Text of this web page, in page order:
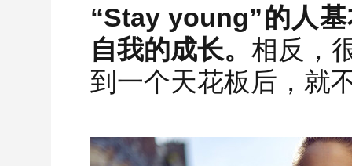
“Stay young”的人
自我的成长。 相反，
到一个天花板后，就